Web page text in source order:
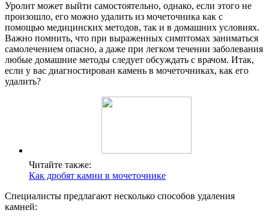
Уролит может выйти самостоятельно, однако, если этого не
произошло, его можно удалить из мочеточника как с
помощью медицинских методов, так и в домашних условиях.
Важно помнить, что при выраженных симптомах заниматься
самолечением опасно, а даже при легком течении заболевания
любые домашние методы следует обсуждать с врачом. Итак,
если у вас диагностирован камень в мочеточниках, как его
удалить?
Читайте также:
Как дробят камни в мочеточнике
Специалисты предлагают несколько способов удаления
камней: